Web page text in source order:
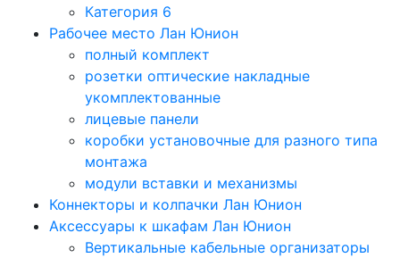
Категория 6
Рабочее место Лан Юнион
полный комплект
розетки оптические накладные
укомплектованные
лицевые панели
коробки установочные для разного типа
монтажа
модули вставки и механизмы
Коннекторы и колпачки Лан Юнион
Аксессуары к шкафам Лан Юнион
Вертикальные кабельные организаторы